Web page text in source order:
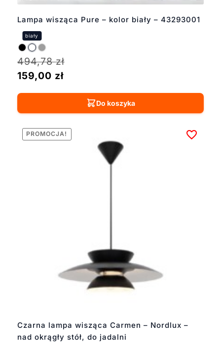
Lampa wisząca Pure – kolor biały – 43293001
494,78zł
159,00 zł
Do koszyka
Czarna lampa wisząca Carmen – Nordlux –
nad okrągły stół, do jadalni
PROMOCJA!